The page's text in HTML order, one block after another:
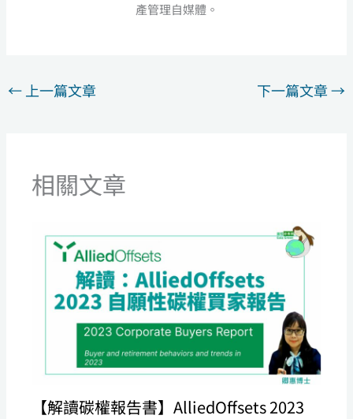
產管理自媒體。
← 上一篇文章 下一篇文章→
相關文章
【解讀碳權報告書】AlliedOffsets 2023